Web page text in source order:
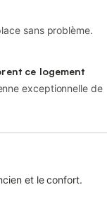
sans problème.
ce logement
exceptionnelle de
et le confort.